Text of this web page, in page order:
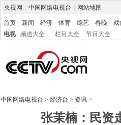
央视网 中国网络电视台 网站地图
首页 新闻 经济 体育 综艺 春晚 戏
电视
频道大全 栏目大全 节目大全
中国网络电视台 > 经济台 > 资讯 >
张茉楠：民资